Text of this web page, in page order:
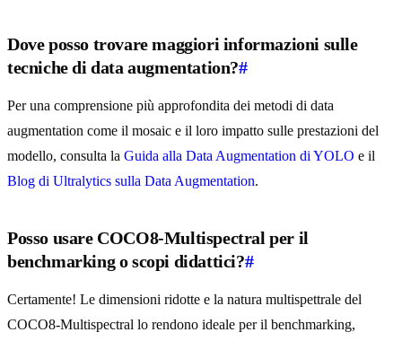
Dove posso trovare maggiori informazioni sulle
tecniche di data augmentation?#
Per una comprensione più approfondita dei metodi di data
augmentation come il mosaic e il loro impatto sulle prestazioni del
modello, consulta la Guida alla Data Augmentation di YOLO e il
Blog di Ultralytics sulla Data Augmentation.
Posso usare COCO8-Multispectral per il
benchmarking o scopi didattici?#
Certamente! Le dimensioni ridotte e la natura multispettrale del
COCO8-Multispectral lo rendono ideale per il benchmarking,